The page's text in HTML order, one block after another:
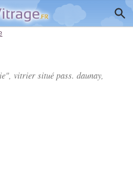
vitrier situé pass. daunay,